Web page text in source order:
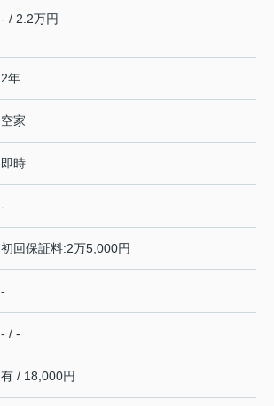
- / 2.2万円
2年
空家
即時
-
初回保証料:2万5,000円
-
- / -
有 / 18,000円